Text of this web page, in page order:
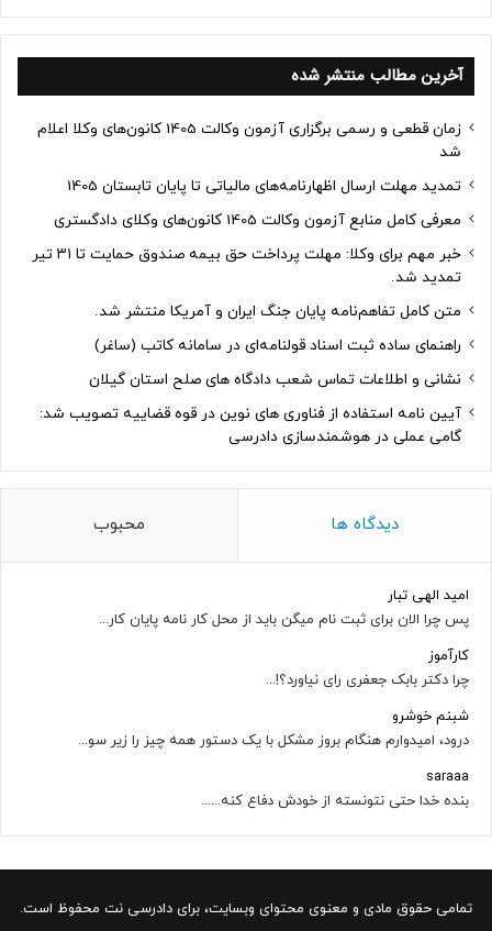
آخرین مطالب منتشر شده
زمان قطعی و رسمی برگزاری آزمون وکالت 1405 کانون‌های وکلا اعلام
شد
تمدید مهلت ارسال اظهارنامه‌های مالیاتی تا پایان تابستان 1405
معرفی کامل منابع آزمون وکالت 1405 کانون‌های وکلای دادگستری
خبر مهم برای وکلا: مهلت پرداخت حق بیمه صندوق حمایت تا ۳۱ تیر
تمدید شد.
متن کامل تفاهم‌نامه پایان جنگ ایران و آمریکا منتشر شد.
راهنمای ساده ثبت اسناد قولنامه‌ای در سامانه کاتب (ساغر)
نشانی و اطلاعات تماس شعب دادگاه های صلح استان گیلان
آیین نامه استفاده از فناوری های نوین در قوه قضاییه تصویب شد:
گامی عملی در هوشمندسازی دادرسی
دیدگاه ها محبوب
امید الهی تبار
پس چرا الان برای ثبت نام میگن باید از محل کار نامه پایان کار...
کارآموز
چرا دکتر بابک جعفری رای نیاورد؟!...
شبنم خوشرو
درود، امیدوارم هنگام بروز مشکل با یک دستور همه چیز را زیر سو...
saraaa
بنده خدا حتی نتونسته از خودش دفاع کنه......
تمامی حقوق مادی و معنوی محتوای وبسایت، برای دادرسی نت محفوظ است.